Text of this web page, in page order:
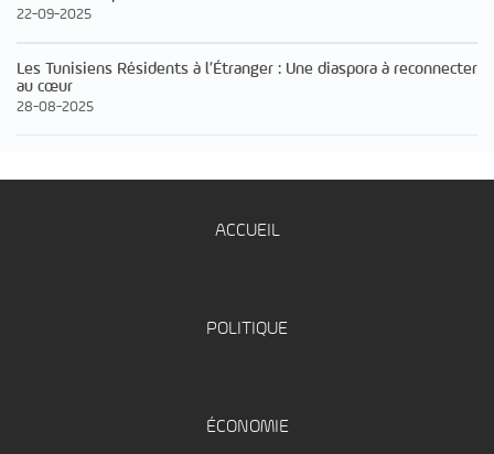
22-09-2025
Les Tunisiens Résidents à l’Étranger : Une diaspora à reconnecter
au cœur
28-08-2025
ACCUEIL
POLITIQUE
ÉCONOMIE